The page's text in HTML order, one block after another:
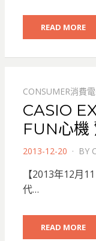
READ MORE
CONSUMER消費
CASIO
FUN心機
POSTED
2013-12-20 BY
【2013年12月
代…
READ MORE